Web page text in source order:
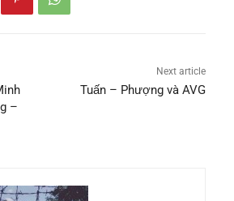
–
Next article
Tuấn – Phượng và AVG